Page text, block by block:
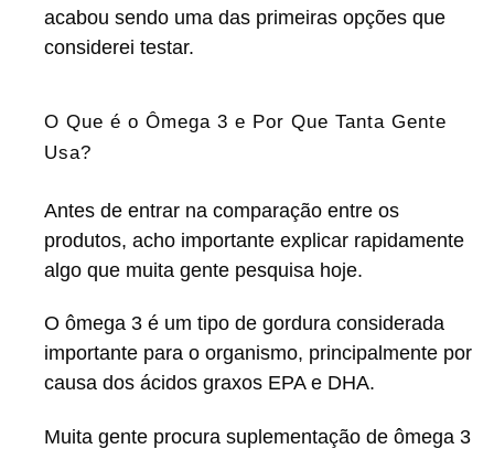
acabou sendo uma das primeiras opções que
considerei testar.
O Que é o Ômega 3 e Por Que Tanta Gente
Usa?
Antes de entrar na comparação entre os
produtos, acho importante explicar rapidamente
algo que muita gente pesquisa hoje.
O ômega 3 é um tipo de gordura considerada
importante para o organismo, principalmente por
causa dos ácidos graxos EPA e DHA.
Muita gente procura suplementação de ômega 3